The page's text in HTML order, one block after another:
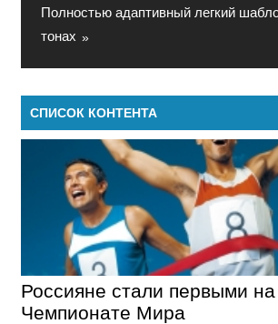
Полностью адаптивный легкий
тонах
СПИСОК КОНТЕНТА
Россияне стали первыми на
Чемпионате Мира